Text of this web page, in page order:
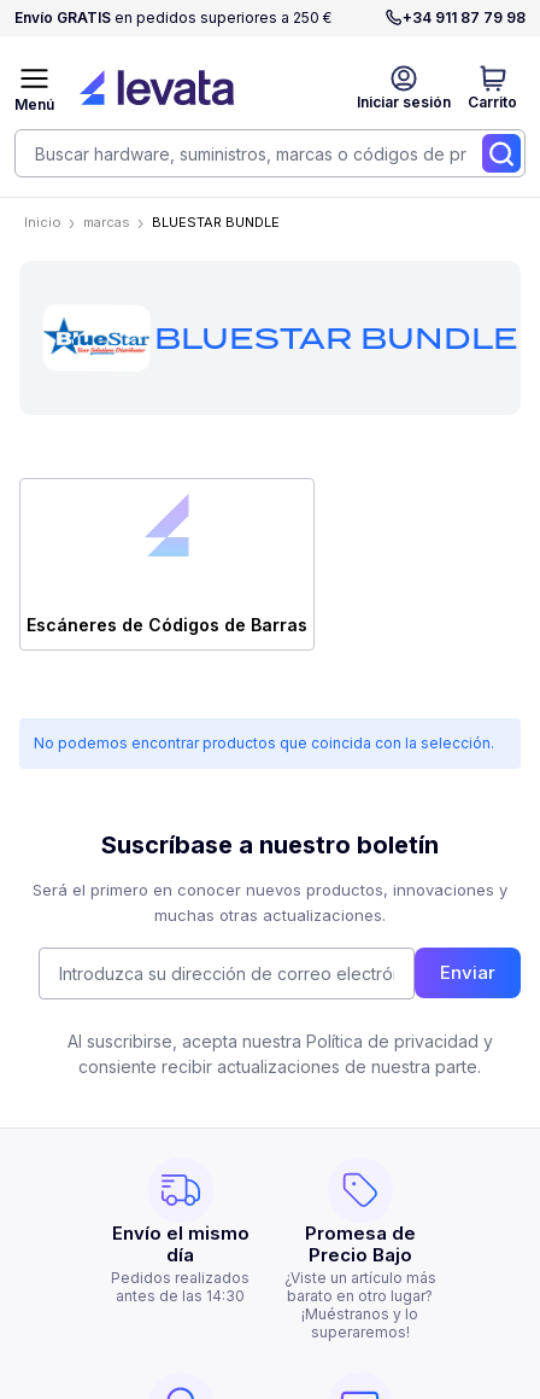
Envío GRATIS en pedidos superiores a 250 € +34 911 87 79 98
Iniciar sesión Carrito
Menú
Inicio marcas BLUESTAR BUNDLE
BLUESTAR BUNDLE
Escáneres de Códigos de Barras
No podemos encontrar productos que coincida con la selección.
Suscríbase a nuestro boletín
Será el primero en conocer nuevos productos, innovaciones y
muchas otras actualizaciones.
Enviar
Al suscribirse, acepta nuestra Política de privacidad y
consiente recibir actualizaciones de nuestra parte.
Envío el mismo
día
Pedidos realizados
antes de las 14:30
Promesa de
Precio Bajo
¿Viste un artículo más
barato en otro lugar?
¡Muéstranos y lo
superaremos!